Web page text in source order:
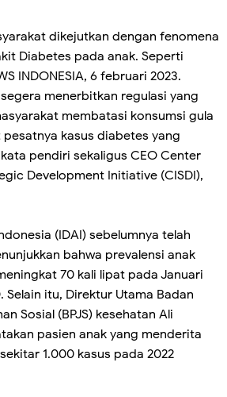
dikejutkan dengan fenomena
Diabetes pada anak. Seperti
INDONESIA, 6 februari 2023.
menerbitkan regulasi yang
membatasi konsumsi gula
kasus diabetes yang
pendiri sekaligus CEO Center
Development Initiative (CISDI),
(IDAI) sebelumnya telah
bahwa prevalensi anak
70 kali lipat pada Januari
Selain itu, Direktur Utama Badan
Sosial (BPJS) kesehatan Ali
pasien anak yang menderita
1.000 kasus pada 2022